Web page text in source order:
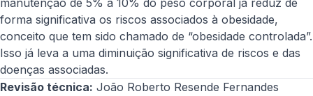
manutenção de 5% a 10% do peso corporal já reduz de
forma significativa os riscos associados à obesidade,
conceito que tem sido chamado de “obesidade controlada”.
Isso já leva a uma diminuição significativa de riscos e das
doenças associadas.
Revisão técnica: João Roberto Resende Fernandes